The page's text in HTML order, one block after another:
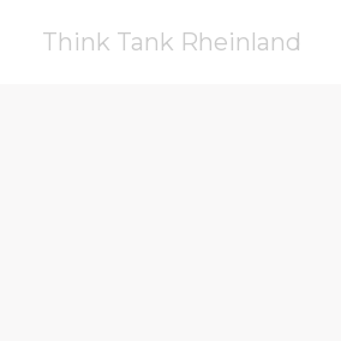
InhaltThink Tank Rheinland